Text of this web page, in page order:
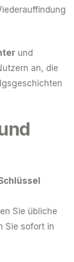
und
an, die
Sie übliche
Sie sofort in